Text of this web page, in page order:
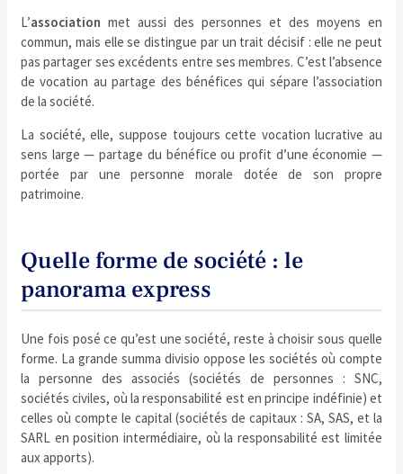
L’association met aussi des personnes et des moyens en
commun, mais elle se distingue par un trait décisif : elle ne peut
pas partager ses excédents entre ses membres. C’est l’absence
de vocation au partage des bénéfices qui sépare l’association
de la société.
La société, elle, suppose toujours cette vocation lucrative au
sens large — partage du bénéfice ou profit d’une économie —
portée par une personne morale dotée de son propre
patrimoine.
Quelle forme de société : le
panorama express
Une fois posé ce qu’est une société, reste à choisir sous quelle
forme. La grande summa divisio oppose les sociétés où compte
la personne des associés (sociétés de personnes : SNC,
sociétés civiles, où la responsabilité est en principe indéfinie) et
celles où compte le capital (sociétés de capitaux : SA, SAS, et la
SARL en position intermédiaire, où la responsabilité est limitée
aux apports).